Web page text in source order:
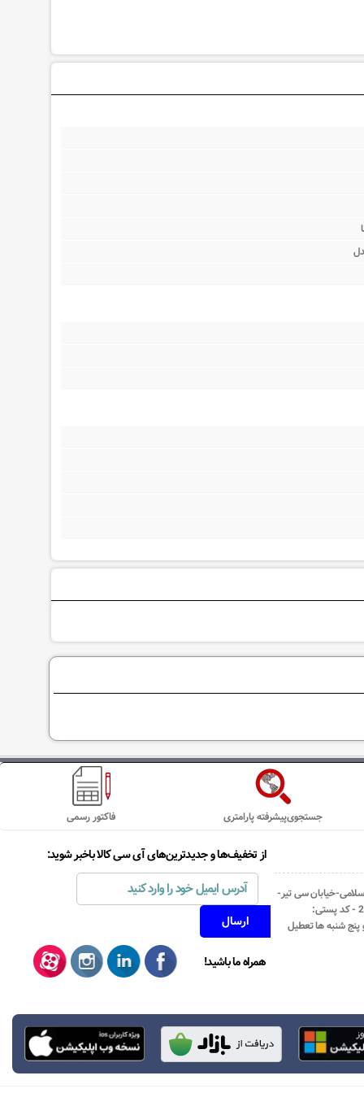
فاکتور رسمی جستجوی‌پیشرفته پارامتری
خیابان سی تیر-
نبش کوچه رستمی جاهد- پلاک67- واحد2 - کد پستی:
از تخفیف‌ها و جدیدترین‌های آی سی کالا باخبر شوید:
همراه ما باشید!